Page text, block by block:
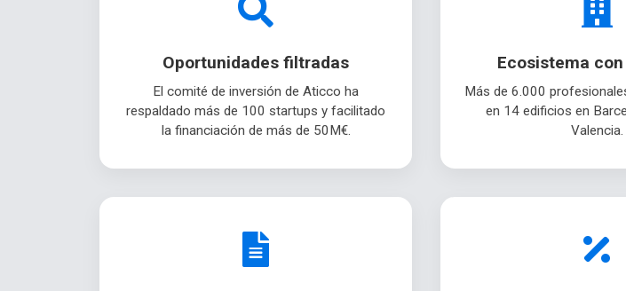
Oportunidades filtradas
El comité de inversión de Aticco ha
respaldado más de 100 startups y facilitado
la financiación de más de 50M€.
Ecosistema
Más de 6.000
en 14 edificios en
Valencia.